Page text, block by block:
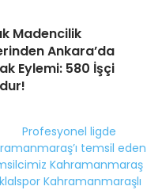
Madencilik
Ankara’da
Eylemi: 580 İşçi